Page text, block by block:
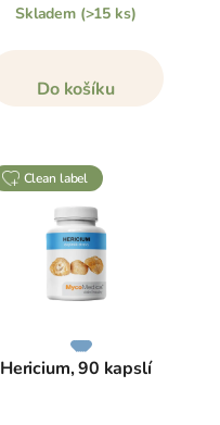
Skladem (>15 ks)
Do košíku
clean label
Hericium, 90 kapslí